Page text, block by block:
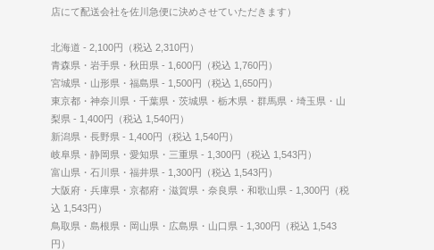
店にて配送会社を佐川急便に決めさせていただきます）
北海道 - 2,100円（税込 2,310円）
青森県・岩手県・秋田県 - 1,600円（税込 1,760円）
宮城県・山形県・福島県 - 1,500円（税込 1,650円）
東京都・神奈川県・千葉県・茨城県・栃木県・群馬県・埼玉県・山
梨県 - 1,400円（税込 1,540円）
新潟県・長野県 - 1,400円（税込 1,540円）
岐阜県・静岡県・愛知県・三重県 - 1,300円（税込 1,543円）
富山県・石川県・福井県 - 1,300円（税込 1,543円）
大阪府・兵庫県・京都府・滋賀県・奈良県・和歌山県 - 1,300円（税
込 1,543円）
鳥取県・島根県・岡山県・広島県・山口県 - 1,300円（税込 1,543
円）